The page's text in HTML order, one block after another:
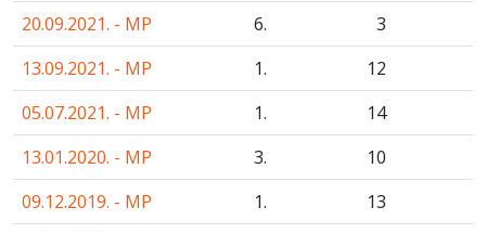
20.09.2021. - MP
6.
3
13.09.2021. - MP
1.
12
05.07.2021. - MP
1.
14
13.01.2020. - MP
3.
10
09.12.2019. - MP
1.
13